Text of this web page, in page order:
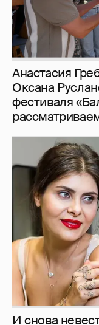
Анастасия
Оксана
фестиваля
И снова